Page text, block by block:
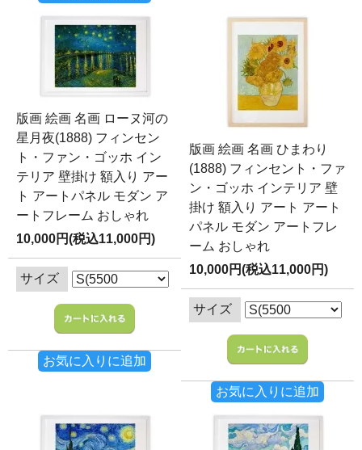
版画 絵画 名画 ローヌ河の
星月夜(1888) フィンセン
ト・ファン・ゴッホ イン
テリア 壁掛け 額入り アー
ト アートパネル モダン ア
ートフレーム おしゃれ
10,000円(税込11,000円)
サイズ
お気に入りに追加
版画 絵画 名画 ひまわり
(1888) フィンセント・ファ
ン・ゴッホ インテリア 壁
掛け 額入り アート アート
パネル モダン アートフレ
ーム おしゃれ
10,000円(税込11,000円)
サイズ
お気に入りに追加